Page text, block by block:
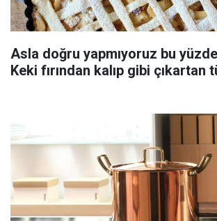
Asla doğru yapmıyoruz bu
Keki fırından kalıp gibi çıkartan